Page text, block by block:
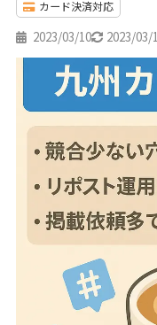
カード決済対応
2023/03/10 2023/03/